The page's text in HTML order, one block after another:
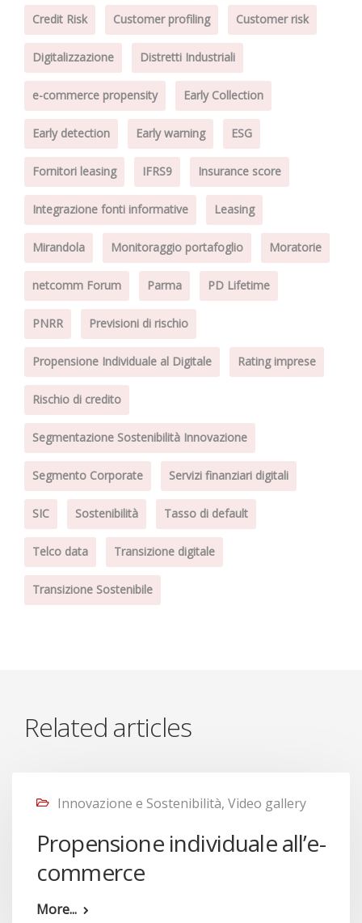
Credit Risk Customer profiling Customer risk
Digitalizzazione Distretti Industriali
e-commerce propensity Early Collection
Early detection Early warning ESG
Fornitori leasing IFRS9 Insurance score
Integrazione fonti informative Leasing
Mirandola Monitoraggio portafoglio Moratorie
netcomm Forum Parma PD Lifetime
PNRR Previsioni di rischio
Propensione Individuale al Digitale Rating imprese
Rischio di credito
Segmentazione Sostenibilità Innovazione
Segmento Corporate Servizi finanziari digitali
SIC Sostenibilità Tasso di default
Telco data Transizione digitale
Transizione Sostenibile
Related articles
Innovazione e Sostenibilità, Video gallery
Propensione individuale all’e-
commerce
More...